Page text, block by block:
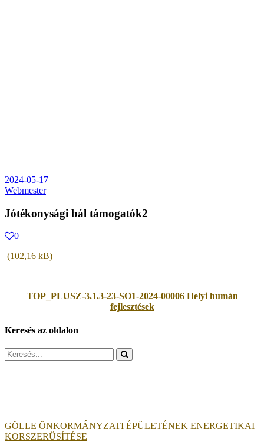
2024-05-17
Webmester
Jótékonysági bál támogatók2
0
TOP_PLUSZ-3.1.3-23-SO1-2024-00006 Helyi humán
fejlesztések
Keresés az oldalon
Search
for:
GÖLLE ÖNKORMÁNYZATI ÉPÜLETÉNEK ENERGETIKAI
KORSZERŰSÍTÉSE